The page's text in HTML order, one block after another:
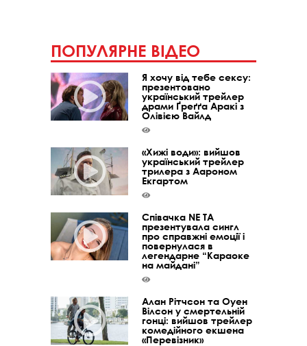
ПОПУЛЯРНЕ ВІДЕО
Я хочу від тебе сексу:
презентовано
український трейлер
драми Ґреґґа Аракі з
Олівією Вайлд
«Хижі води»: вийшов
український трейлер
трилера з Аароном
Екгартом
Співачка NE TA
презентувала сингл
про справжні емоції і
повернулася в
легендарне “Караоке
на майдані”
Алан Рітчсон та Оуен
Вілсон у смертельній
гонці: вийшов трейлер
комедійного екшена
«Перевізник»